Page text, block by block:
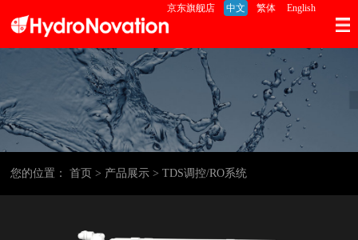
京东旗舰店 中文 繁体 English
您的位置：首页 > 产品展示 > TDS调控/RO系统